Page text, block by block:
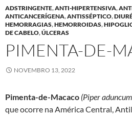
ADSTRINGENTE,ANTI-HIPERTENSIVA,
ANTICANCERÍGENA,ANTISSÉPTICO,
HEMORRAGIAS,HEMORROIDAS,
DE CABELO,ÚLCERAS
PIMENTA-DE-
NOVEMBRO 13, 2022
Pimenta-de-Macaco (Piper aduncum
que ocorre na América Central,